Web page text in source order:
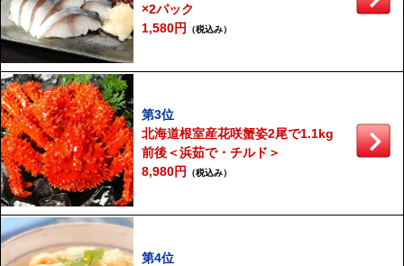
×2パック
1,580円 （税込み）
第3位
北海道根室産花咲蟹姿2尾で1.1kg
前後＜浜茹で・チルド＞
8,980円 （税込み）
第4位